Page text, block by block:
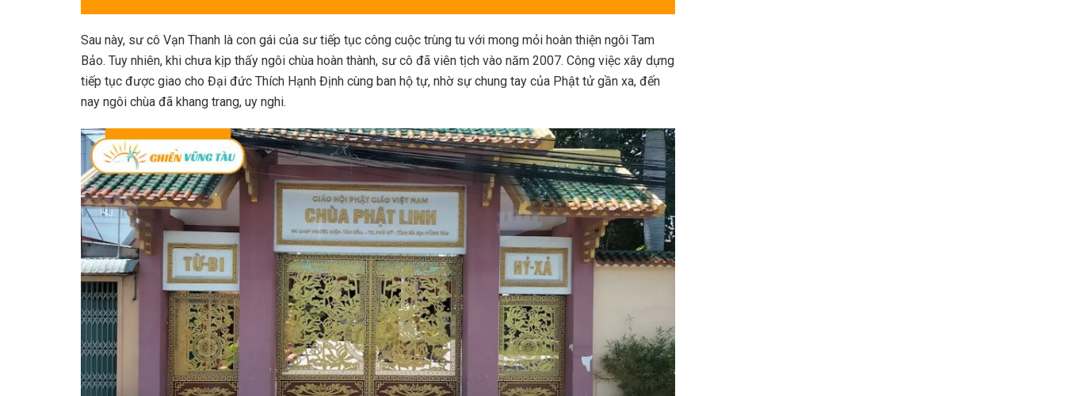
Sau này, sư cô Vạn Thanh là con gái của sư tiếp tục công cuộc trùng tu với mong mỏi hoàn thiện ngôi Tam
Bảo. Tuy nhiên, khi chưa kịp thấy ngôi chùa hoàn thành, sư cô đã viên tịch vào năm 2007. Công việc xây dựng
tiếp tục được giao cho Đại đức Thích Hạnh Định cùng ban hộ tự, nhờ sự chung tay của Phật tử gần xa, đến
nay ngôi chùa đã khang trang, uy nghi.